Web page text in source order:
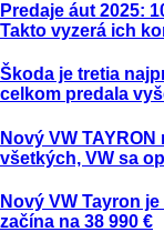
Predaje áut 2025:
Takto vyzerá ich
Škoda je tretia
celkom predala
Nový VW
všetkých, VW sa
Nový VW Tayron
začína na 38 990 €